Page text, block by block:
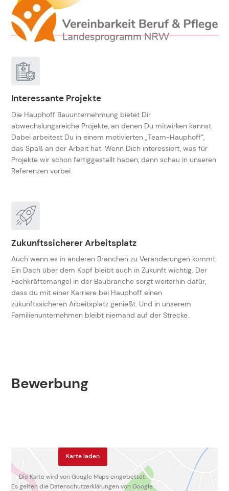
Interessante Projekte
Die Hauphoff Bauunternehmung bietet Dir
abwechslungsreiche Projekte, an denen Du mitwirken kannst.
Dabei arbeitest Du in einem motivierten „Team-Hauphoff“,
das Spaß an der Arbeit hat. Wenn Dich interessiert, was für
Projekte wir schon fertiggestellt haben, dann schau in unseren
Referenzen vorbei.
Zukunftssicherer Arbeitsplatz
Auch wenn es in anderen Branchen zu Veränderungen kommt:
Ein Dach über dem Kopf bleibt auch in Zukunft wichtig. Der
Fachkräftemangel in der Baubranche sorgt weiterhin dafür,
dass du mit einer Karriere bei Hauphoff einen
zukunftssicheren Arbeitsplatz genießt. Und in unserem
Familienunternehmen bleibt niemand auf der Strecke.
Bewerbung
Karte laden
Die Karte wird von Google Maps eingebettet.
Es gelten die Datenschutzerklärungenvon Google.